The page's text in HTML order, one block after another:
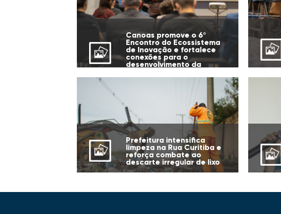
Canoas promove o 6º
Encontro do Ecossistema
de Inovação e fortalece
conexões para o
desenvolvimento da
Prefeitura intensifica
limpeza na Rua Curitiba e
reforça combate ao
descarte irregular de lixo